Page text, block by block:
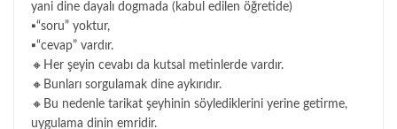
yani dine dayalı dogmada (kabul edilen öğretide)
▪“soru” yoktur,
▪“cevap” vardır.
🔸Her şeyin cevabı da kutsal metinlerde vardır.
🔸Bunları sorgulamak dine aykırıdır.
🔸Bu nedenle tarikat şeyhinin söylediklerini yerine getirme,
uygulama dinin emridir.